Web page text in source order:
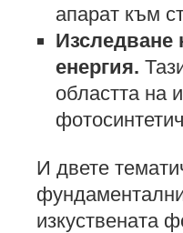
апарат към
Изследване
енергия.
областта на
И двете
изкуствената